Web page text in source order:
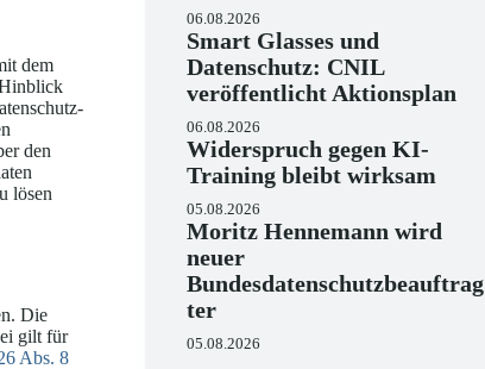
dem
den
lösen
Die
gilt für
Abs. 8
06.08.2026
Smart Glasses und
Datenschutz: CNIL
veröffentlicht Aktionsplan
06.08.2026
Widerspruch gegen KI-
Training bleibt wirksam
05.08.2026
Moritz Hennemann wird
neuer
Bundesdatenschutzbeauftrag
ter
05.08.2026